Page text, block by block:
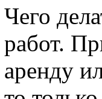
Чего
работ.
аренду